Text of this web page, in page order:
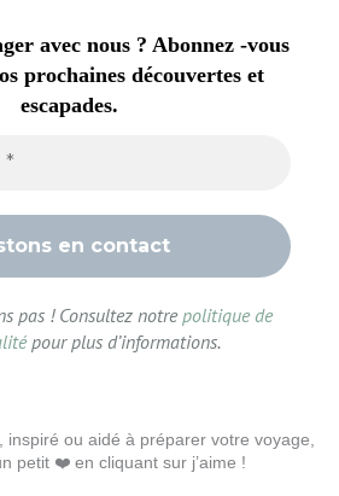
avec nous ? Abonnez -vous
prochaines découvertes et
escapades.
pas ! Consultez notrepolitique de
pour plus d’informations.
inspiré ou aidé à préparer votre voyage,
petit ❤️ en cliquant sur j’aime !